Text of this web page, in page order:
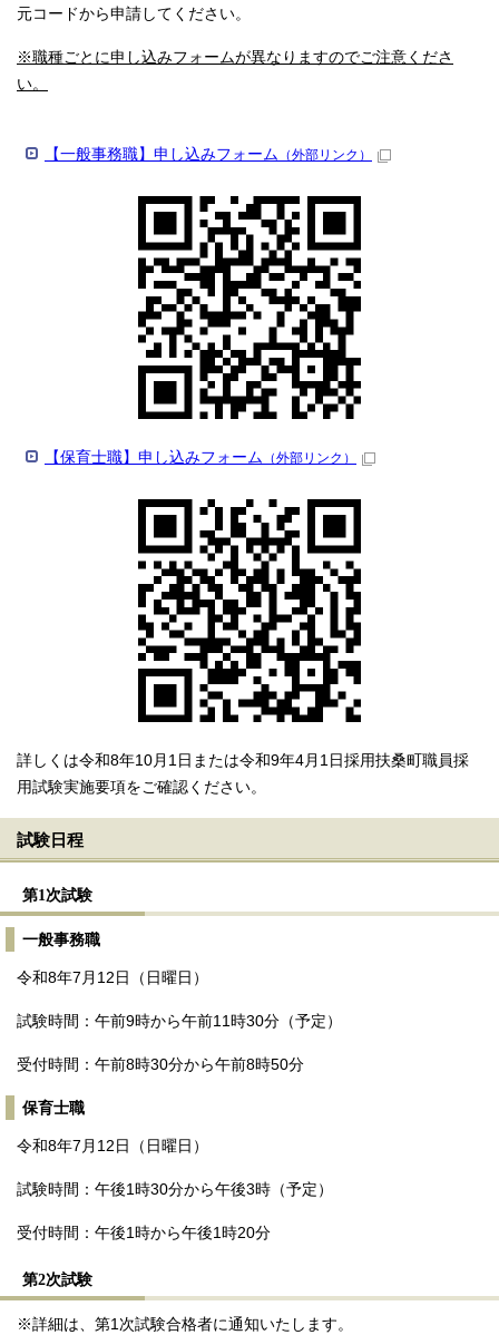
元コードから申請してください。
※職種ごとに申し込みフォームが異なりますのでご注意くださ
い。
【一般事務職】申し込みフォーム （外部リンク）
【保育士職】申し込みフォーム （外部リンク）
詳しくは令和8年10月1日または令和9年4月1日採用扶桑町職員採
用試験実施要項をご確認ください。
試験日程
第1次試験
一般事務職
令和8年7月12日（日曜日）
試験時間：午前9時から午前11時30分（予定）
受付時間：午前8時30分から午前8時50分
保育士職
令和8年7月12日（日曜日）
試験時間：午後1時30分から午後3時（予定）
受付時間：午後1時から午後1時20分
第2次試験
※詳細は、第1次試験合格者に通知いたします。